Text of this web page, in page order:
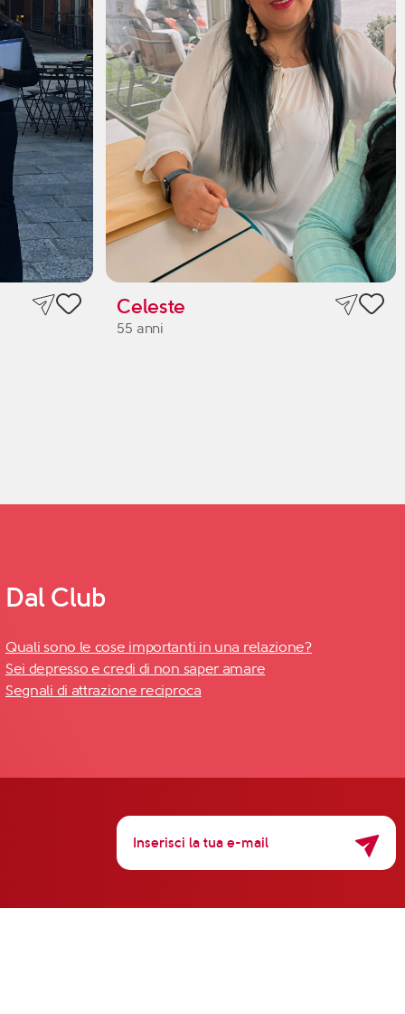
Celeste
55 anni
Dal Club
Quali sono le cose importanti in una relazione?
Sei depresso e credi di non saper amare
Segnali di attrazione reciproca